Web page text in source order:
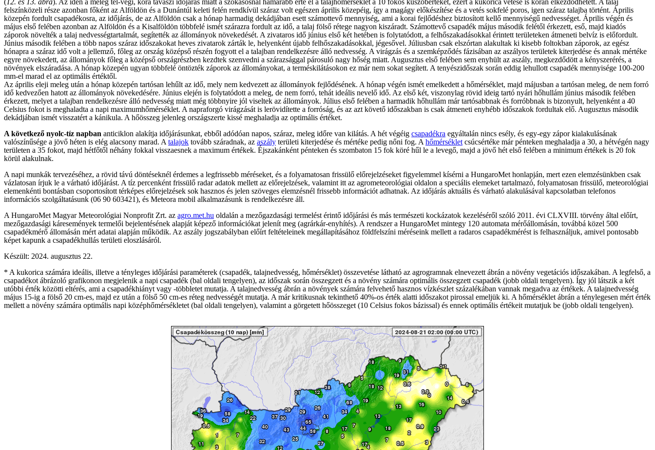
felszínközeli része azonban főként az Alföldön és a Dunántúl keleti felén rendkívül száraz volt egészen április közepéig, így a magágy előkészítése és a vetés sokfelé poros, igen száraz talajba történt. Április
közepén fordult csapadékosra, az időjárás, de az Alföldön csak a hónap harmadig dekádjában esett számottevő mennyiség, ami a korai fejlődéshez biztosított kellő mennyiségű nedvességet. Április végén és
május első felében azonban az Alföldön és a Kisalföldön többfelé ismét szárazra fordult az idő, a talaj fölső rétege nagyon kiszáradt. Számottevő csapadék május második felétől érkezett, eső, majd kiadós
záporok növelték a talaj nedvességtartalmát, segítették az állományok növekedését. A zivataros idő június első két hetében is folytatódott, a felhőszakadásokkal érintett területeken átmeneti belvíz is előfordult.
Június második felében a több napos száraz időszakokat heves zivatarok zárták le, helyenként újabb felhőszakadásokkal, jégesővel. Júliusban csak elszórtan alakultak ki kisebb foltokban záporok, az egész
hónapra a száraz idő volt a jellemző, főleg az ország középső részén fogyott el a talajban rendelkezésre álló nedvesség. A virágzás és a szemképződés fázisában az aszályos területek kiterjedése és annak mértéke
egyre növekedett, az állományok főleg a középső országrészben kezdtek szenvedni a szárazsággal párosuló nagy hőség miatt. Augusztus első felében sem enyhült az aszály, megkezdődött a kényszerérés, a
növények elszáradása. A hónap közepén ugyan többfelé öntözték záporok az állományokat, a terméskilátásokon ez már nem sokat segített. A tenyészidőszak során eddig lehullott csapadék mennyisége 100-200
mm-el marad el az optimális értéktől.
Az április eleji meleg után a hónap közepén tartósan lehűlt az idő, mely nem kedvezett az állományok fejlődésének. A hónap végén ismét emelkedett a hőmérséklet, majd májusban a tartósan meleg, de nem forró
idő kedvezően hatott az állományok növekedésére. Június elején is folytatódott a meleg, de nem forró, tehát ideális nevelő idő. Az első két, viszonylag rövid ideig tartó nyári hőhullám június második felében
érkezett, melyet a talajban rendelkezésre álló nedvesség miatt még többnyire jól viseltek az állományok. Július első felében a harmadik hőhullám már tartósabbnak és forróbbnak is bizonyult, helyenként a 40
Celsius fokot is meghaladta a napi maximumhőmérséklet. A napraforgó virágzását is lerövidítette a forróság, és az azt követő időszakban is csak átmeneti enyhébb időszakok fordultak elő. Augusztus második
dekádjában ismét visszatért a kánikula. A hőösszeg jelenleg országszerte kissé meghaladja az optimális értéket.
A következő nyolc-tíz napban anticiklon alakítja időjárásunkat, ebből adódóan napos, száraz, meleg időre van kilátás. A hét végéig csapadékra egyáltalán nincs esély, és egy-egy zápor kialakulásának
valószínűsége a jövő héten is elég alacsony marad. A talajok tovább száradnak, az aszály területi kiterjedése és mértéke pedig nőni fog. A hőmérséklet csúcsértéke már pénteken meghaladja a 30, a hétvégén nagy
területen a 35 fokot, majd hétfőtől néhány fokkal visszaesnek a maximum értékek. Éjszakánként pénteken és szombaton 15 fok köré hűl le a levegő, majd a jövő hét első felében a minimum értékek is 20 fok
körül alakulnak.
A napi munkák tervezéséhez, a rövid távú döntéseknél érdemes a legfrissebb méréseket, és a folyamatosan frissülő előrejelzéseket figyelemmel kísérni a HungaroMet honlapján, mert ezen elemzésünkben csak
vázlatosan írjuk le a várható időjárást. A tíz percenként frissülő radar adatok mellett az előrejelzések, valamint itt az agrometeorológiai oldalon a speciális elemeket tartalmazó, folyamatosan frissülő, meteorológiai
elemenkénti bontásban csoportosított térképes előrejelzések sok hasznos és jelen szöveges elemzésnél frissebb információt adhatnak. Az időjárás aktuális és várható alakulásával kapcsolatban telefonos
információs szolgáltatásunk (06 90 603421), és Meteora mobil alkalmazásunk is rendelkezésre áll.
A HungaroMet Magyar Meteorológiai Nonprofit Zrt. az agro.met.hu oldalán a mezőgazdasági termelést érintő időjárási és más természeti kockázatok kezeléséről szóló 2011. évi CLXVIII. törvény által előírt,
mezőgazdasági káresemények termelői bejelentésének alapját képező információkat jelenít meg (agrárkár-enyhítés). A rendszer a HungaroMet mintegy 120 automata mérőállomásán, továbbá közel 500
csapadékmérő állomásán mért adatai alapján működik. Az aszály jogszabályban előírt feltételeinek megállapításához földfelszíni méréseink mellett a radaros csapadékmérést is felhasználjuk, amivel pontosabb
képet kapunk a csapadékhullás területi eloszlásáról.
Készült: 2024. augusztus 22.
* A kukorica számára ideális, illetve a tényleges időjárási paraméterek (csapadék, talajnedvesség, hőmérséklet) összevetése látható az agrogramnak elnevezett ábrán a növény vegetációs időszakában. A legfelső, a
csapadékot ábrázoló grafikonon megjelenik a napi csapadék (bal oldali tengelyen), az időszak során összegzett és a növény számára optimális összegzett csapadék (jobb oldali tengelyen). Így jól látszik a két
utóbbi érték közötti eltérés, ami a csapadékhiányt vagy -többletet mutatja. A talajnedvesség ábrán a növények számára felvehető hasznos vízkészlet százalékában vannak megadva az értékek. A talajnedvesség
május 15-ig a fölső 20 cm-es, majd ez után a fölső 50 cm-es réteg nedvességét mutatja. A már kritikusnak tekinthető 40%-os érték alatti időszakot pirossal emeljük ki. A hőmérséklet ábrán a ténylegesen mért érték
mellett a növény számára optimális napi középhőmérsékletet (bal oldali tengelyen), valamint a görgetett hőösszeget (10 Celsius fokos bázissal) és ennek optimális értékeit mutatjuk be (jobb oldali tengelyen).